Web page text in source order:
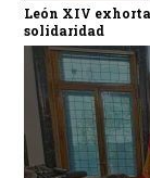
León XIV
solidaridad